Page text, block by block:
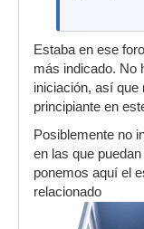
Estaba en ese
más indicado. No
iniciación, así que
principiante en
Posiblemente no
en las que
ponemos aquí el
relacionado